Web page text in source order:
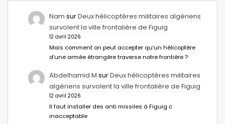
Nam surDeux hélicoptères militaires algériens
survolent la ville frontalière de Figuig
12 avril 2026
Mais comment on peut accepter qu’un hélicoptère
d’une armée étrangère traverse notre frontière ?
Abdelhamid M surDeux hélicoptères militaires
algériens survolent la ville frontalière de Figuig
12 avril 2026
Il faut installer des anti missiles à Figuig c
inacceptable